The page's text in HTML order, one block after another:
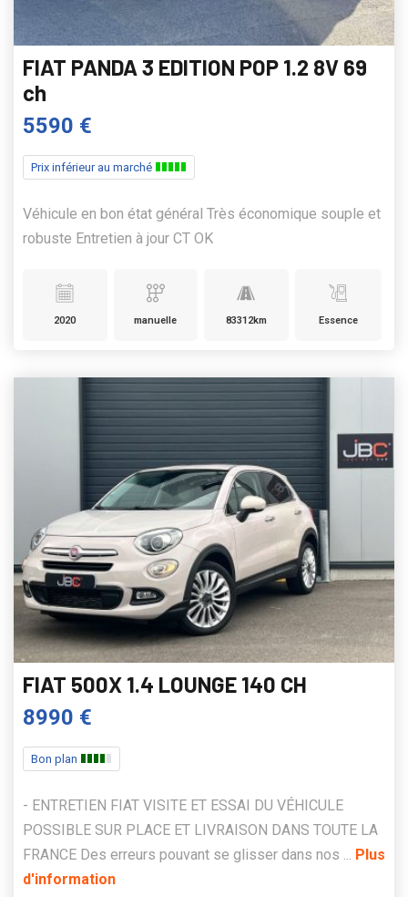
FIAT PANDA 3 EDITION POP 1.2 8V 69
ch
5590 €
Prix inférieur au marché
Véhicule en bon état général Très économique souple et
robuste Entretien à jour CT OK
2020 manuelle 83312km Essence
FIAT 500X 1.4 LOUNGE 140 CH
8990 €
Bon plan
- ENTRETIEN FIAT VISITE ET ESSAI DU VÉHICULE
POSSIBLE SUR PLACE ET LIVRAISON DANS TOUTE LA
FRANCE Des erreurs pouvant se glisser dans nos ... Plus
d'information